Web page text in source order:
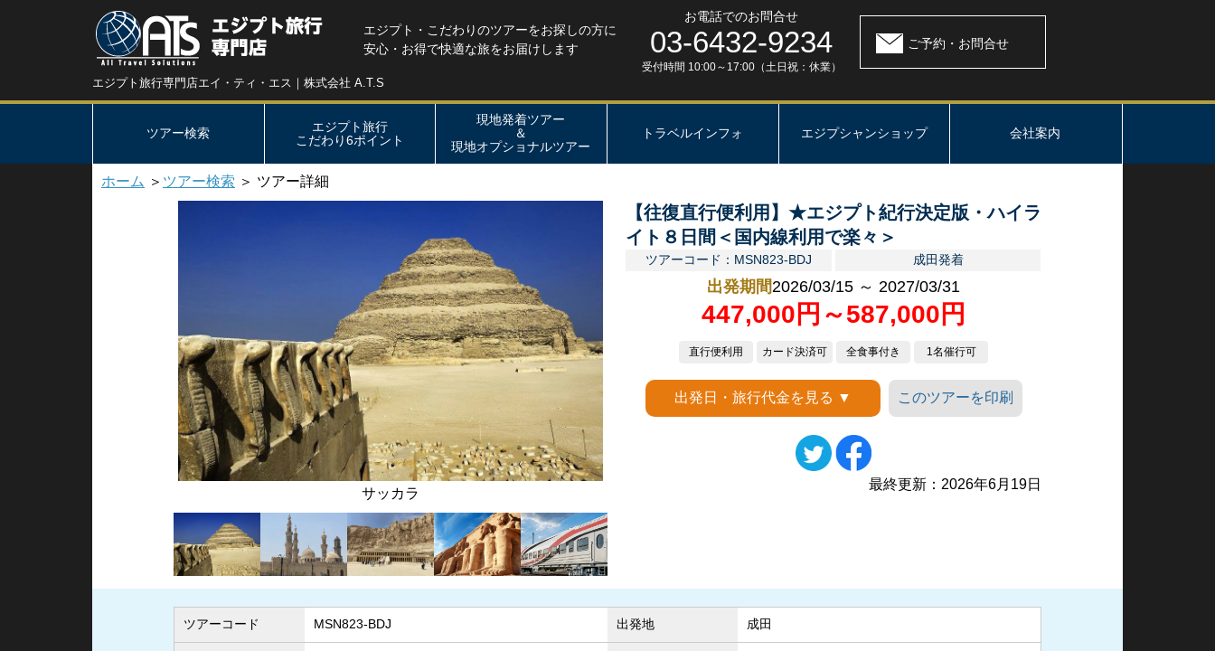
エジプト旅行専門店エイ・ティ・エス｜株式会社 A.T.S
エジプト・こだわりのツアーをお探しの方に
安心・お得で快適な旅をお届けします
お電話でのお問合せ
03-6432-9234
受付時間 10:00～17:00（土日祝：休業）
ご予約・お問合せ
ツアー検索
エジプト旅行
こだわり6ポイント
現地発着ツアー
＆
現地オプショナルツアー
トラベルインフォ エジプシャンショップ 会社案内
ホーム ＞ ツアー検索 ＞ ツアー詳細
アズハル・モスク ハトシェプスト女王葬祭殿
【往復直行便利用】★エジプト紀行決定版・ハイラ
イト８日間＜国内線利用で楽々＞
ツアーコード：MSN823-BDJ 成田発着
出発期間2026/03/15 ～ 2027/03/31
447,000円～587,000円
直行便利用 カード決済可 全食事付き 1名催行可
出発日・旅行代金を見る ▼ このツアーを印刷
最終更新：2026年6月19日
ツアーコード MSN823-BDJ 出発地 成田